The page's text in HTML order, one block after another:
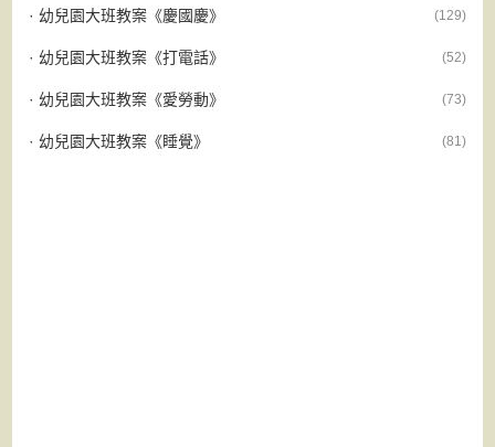
· 幼兒園大班教案《慶國慶》 (129)
· 幼兒園大班教案《打電話》 (52)
· 幼兒園大班教案《愛勞動》 (73)
· 幼兒園大班教案《睡覺》 (81)